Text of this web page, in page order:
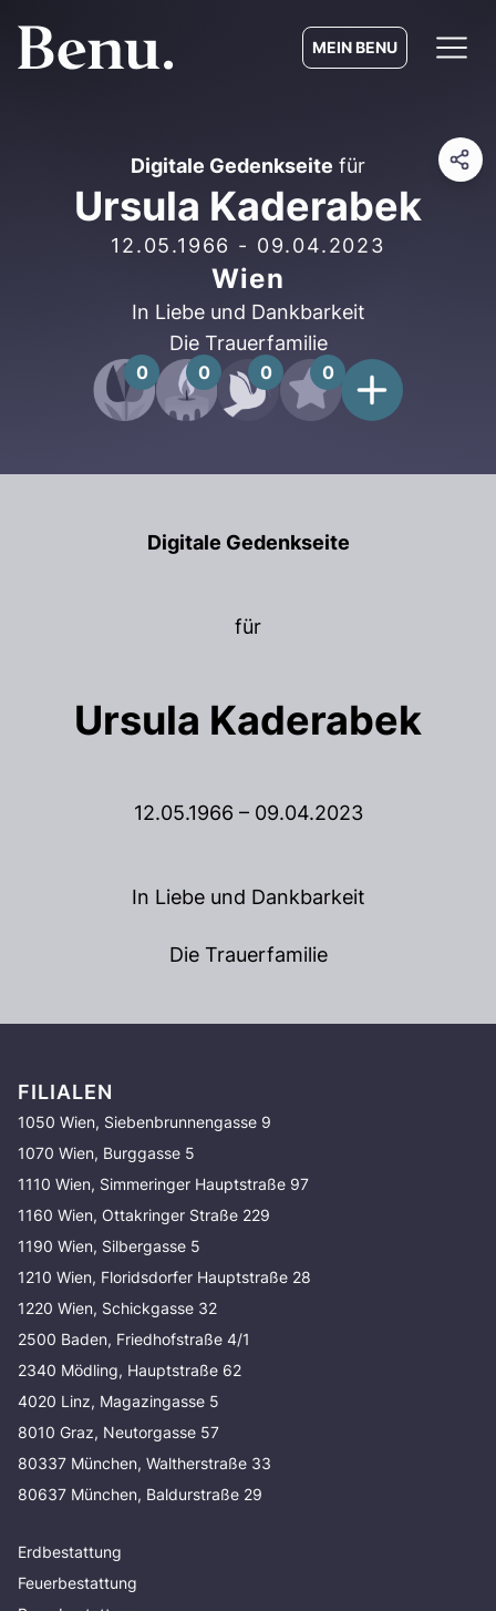
MEIN BENU
Digitale Gedenkseite für
Ursula Kaderabek
12.05.1966 - 09.04.2023
Wien
In Liebe und Dankbarkeit
Die Trauerfamilie
0 0 0 0
Digitale Gedenkseite
für
Ursula Kaderabek
12.05.1966 – 09.04.2023
In Liebe und Dankbarkeit
Die Trauerfamilie
FILIALEN
1050 Wien, Siebenbrunnengasse 9
1070 Wien, Burggasse 5
1110 Wien, Simmeringer Hauptstraße 97
1160 Wien, Ottakringer Straße 229
1190 Wien, Silbergasse 5
1210 Wien, Floridsdorfer Hauptstraße 28
1220 Wien, Schickgasse 32
2500 Baden, Friedhofstraße 4/1
2340 Mödling, Hauptstraße 62
4020 Linz, Magazingasse 5
8010 Graz, Neutorgasse 57
80337 München, Waltherstraße 33
80637 München, Baldurstraße 29
Erdbestattung
Feuerbestattung